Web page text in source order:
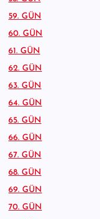
59. GÜN
60. GÜN
61. GÜN
62. GÜN
63. GÜN
64. GÜN
65. GÜN
66. GÜN
67. GÜN
68. GÜN
69. GÜN
70. GÜN